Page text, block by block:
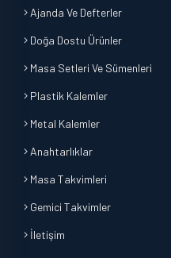
Ajanda Ve Defterler
Doğa Dostu Ürünler
Masa Setleri Ve Sümenleri
Plastik Kalemler
Metal Kalemler
Anahtarlıklar
Masa Takvimleri
Gemici Takvimler
İletişim